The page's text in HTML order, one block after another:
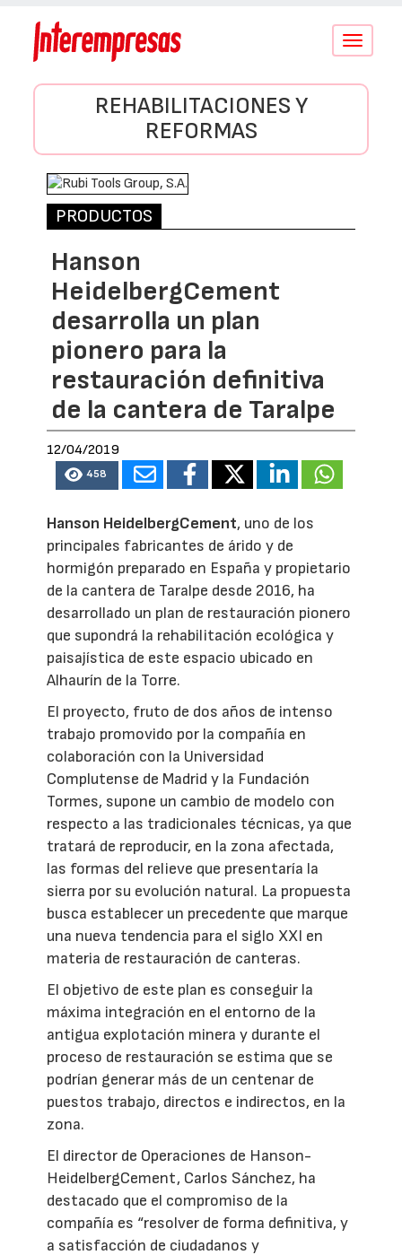
Conmutar
REHABILITACIONES Y
REFORMAS
PRODUCTOS
Hanson
HeidelbergCement
desarrolla un plan
pionero para la
restauración definitiva
de la cantera de Taralpe
12/04/2019
458
Hanson HeidelbergCement, uno de los
principales fabricantes de árido y de
hormigón preparado en España y propietario
de la cantera de Taralpe desde 2016, ha
desarrollado un plan de restauración pionero
que supondrá la rehabilitación ecológica y
paisajística de este espacio ubicado en
Alhaurín de la Torre.
El proyecto, fruto de dos años de intenso
trabajo promovido por la compañía en
colaboración con la Universidad
Complutense de Madrid y la Fundación
Tormes, supone un cambio de modelo con
respecto a las tradicionales técnicas, ya que
tratará de reproducir, en la zona afectada,
las formas del relieve que presentaría la
sierra por su evolución natural. La propuesta
busca establecer un precedente que marque
una nueva tendencia para el siglo XXI en
materia de restauración de canteras.
El objetivo de este plan es conseguir la
máxima integración en el entorno de la
antigua explotación minera y durante el
proceso de restauración se estima que se
podrían generar más de un centenar de
puestos trabajo, directos e indirectos, en la
zona.
El director de Operaciones de Hanson-
HeidelbergCement, Carlos Sánchez, ha
destacado que el compromiso de la
compañía es “resolver de forma definitiva, y
a satisfacción de ciudadanos y